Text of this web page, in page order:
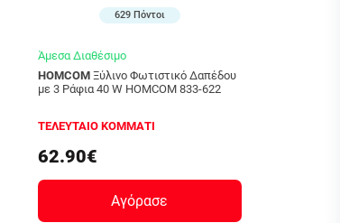
629 Πόντοι
Άμεσα Διαθέσιμο
HOMCOM Ξύλινο Φωτιστικό Δαπέδου
με 3 Ράφια 40 W HOMCOM 833-622
ΤΕΛΕΥΤΑΙΟ ΚΟΜΜΑΤΙ
62.90€
Αγόρασε